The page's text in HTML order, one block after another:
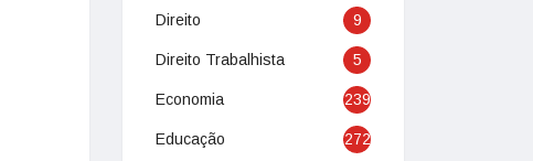
Direito 9
Direito Trabalhista 5
Economia 239
Educação 272